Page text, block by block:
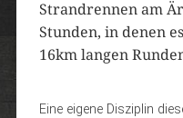
Strandrennen am
Stunden, in denen
16km langen
Eine eigene Disziplin